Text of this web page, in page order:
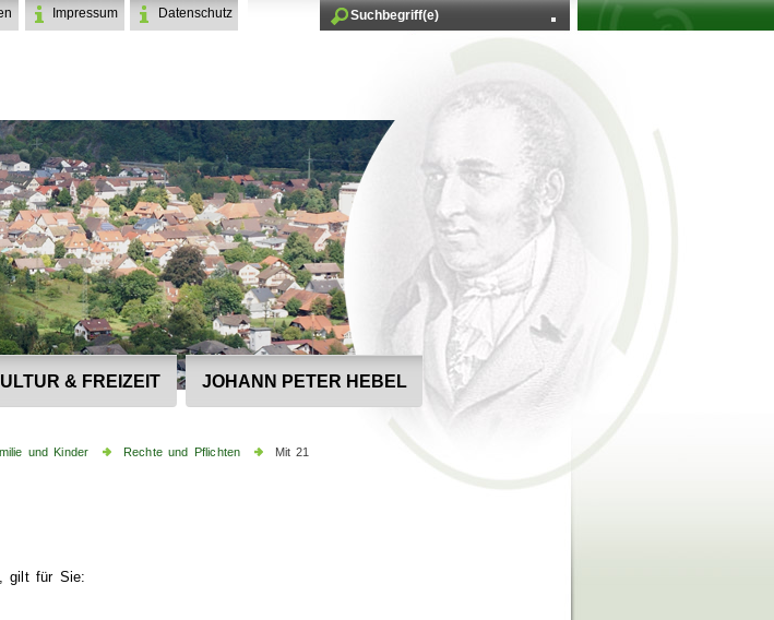
Impressum Datenschutz
& FREIZEIT JOHANN PETER HEBEL
und Kinder Rechte und Pflichten Mit 21
gilt für Sie: